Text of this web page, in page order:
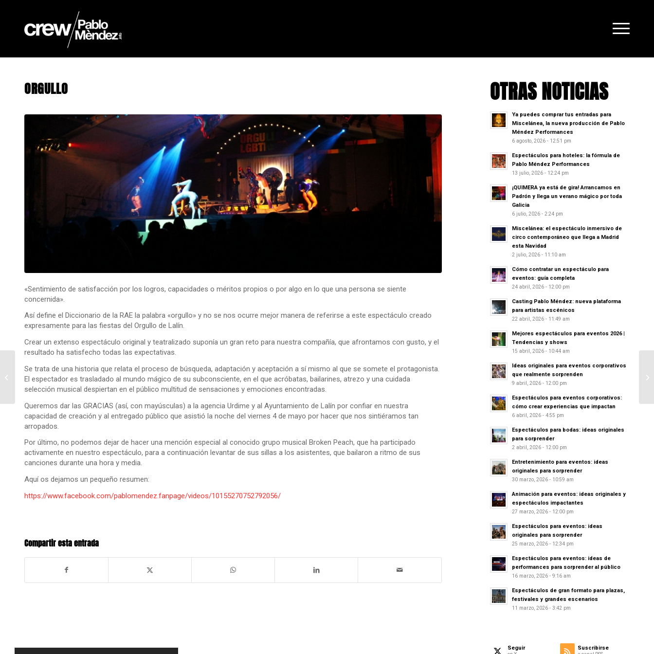
ORGULLO
«Sentimiento de satisfacción por los logros, capacidades o méritos propios o por algo en lo que una persona se siente
concernida».
Así define el Diccionario de la RAE la palabra «orgullo» y no se nos ocurre mejor manera de referirse a este espectáculo creado
expresamente para las fiestas del Orgullo de Lalín.
Crear un extenso espectáculo original y teatralizado suponía un gran reto para nuestra compañía, que afrontamos con gusto, y el
resultado ha satisfecho todas las expectativas.
Se trata de una historia que relata el proceso de búsqueda, adaptación y aceptación a sí mismo al que se somete el protagonista.
El espectador es trasladado al mundo mágico de su subconsciente, en el que acróbatas, bailarines, atrezo y una cuidada
selección musical despiertan en el público multitud de sensaciones y emociones encontradas.
Queremos dar las GRACIAS (así, con mayúsculas) a la agencia Urdime y al Ayuntamiento de Lalín por confiar en nuestra
capacidad de creación y al entregado público que asistió la noche del viernes 4 de mayo por hacer que nos sintiéramos tan
arropados.
Por último, no podemos dejar de hacer una mención especial al conocido grupo musical Broken Peach, que ha participado
activamente en nuestro espectáculo, para a continuación levantar de sus sillas a los asistentes, que bailaron a ritmo de sus
canciones durante una hora y media.
Aquí os dejamos un pequeño resumen:
https://www.facebook.com/pablomendez.fanpage/videos/10155270752792056/
Compartir esta entrada
OTRAS NOTICIAS
Ya puedes comprar tus entradas para
Miscelánea, la nueva producción de Pablo
Méndez Performances
6 agosto, 2026 - 12:51 pm
Espectáculos para hoteles: la fórmula de
Pablo Méndez Performances
13 julio, 2026 - 12:24 pm
¡QUIMERA ya está de gira! Arrancamos en
Padrón y llega un verano mágico por toda
Galicia
6 julio, 2026 - 2:24 pm
Miscelánea: el espectáculo inmersivo de
circo contemporáneo que llega a Madrid
esta Navidad
2 julio, 2026 - 11:10 am
Cómo contratar un espectáculo para
eventos: guía completa
24 abril, 2026 - 12:00 pm
Casting Pablo Méndez: nueva plataforma
para artistas escénicos
22 abril, 2026 - 11:49 am
Mejores espectáculos para eventos 2026 |
Tendencias y shows
15 abril, 2026 - 10:44 am
Ideas originales para eventos corporativos
que realmente sorprenden
9 abril, 2026 - 12:00 pm
Espectáculos para eventos corporativos:
cómo crear experiencias que impactan
6 abril, 2026 - 4:55 pm
Espectáculos para bodas: ideas originales
para sorprender
2 abril, 2026 - 12:00 pm
Entretenimiento para eventos: ideas
originales para sorprender
30 marzo, 2026 - 10:59 am
Animación para eventos: ideas originales y
espectáculos impactantes
27 marzo, 2026 - 12:00 pm
Espectáculos para eventos: ideas
originales para sorprender
25 marzo, 2026 - 12:34 pm
Espectáculos para eventos: ideas de
performances para sorprender al público
16 marzo, 2026 - 9:16 am
Espectáculos de gran formato para plazas,
festivales y grandes escenarios
11 marzo, 2026 - 3:42 pm
Seguir Suscribirse
DESALIA 2018